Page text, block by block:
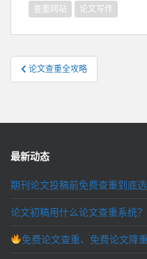
查重网站
论文写作
文
章
航
论文查重全攻略
最新动态
期刊论文投稿前免费查重到底
论文初稿用什么论文查重系统？
免费论文查重、免费论文降